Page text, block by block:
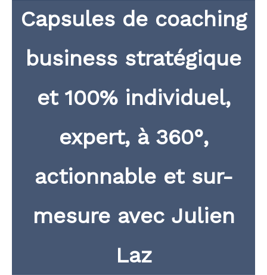
Capsules de coaching
business stratégique
et 100% individuel,
expert, à 360°,
actionnable et sur-
mesure avec Julien
Laz